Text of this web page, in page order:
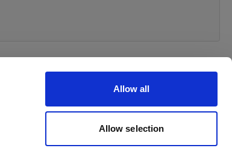
Allow all
Allow selection